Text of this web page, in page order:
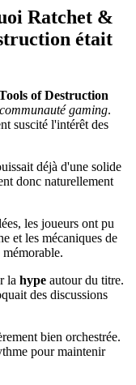
Ratchet &
était
of Destruction
communauté gaming.
suscité l'intérêt des
déjà d'une solide
donc naturellement
les joueurs ont pu
et les mécaniques de
la hype autour du titre.
des discussions
bien orchestrée.
pour maintenir